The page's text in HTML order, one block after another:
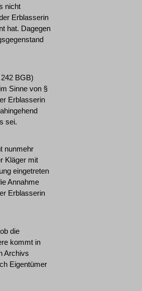
nicht
Erblasserin
hat. Dagegen
BGB)
Sinne von §
Erblasserin
sei.
nunmehr
Kläger mit
eingetreten
Annahme
Erblasserin
die
kommt in
Archivs
Eigentümer